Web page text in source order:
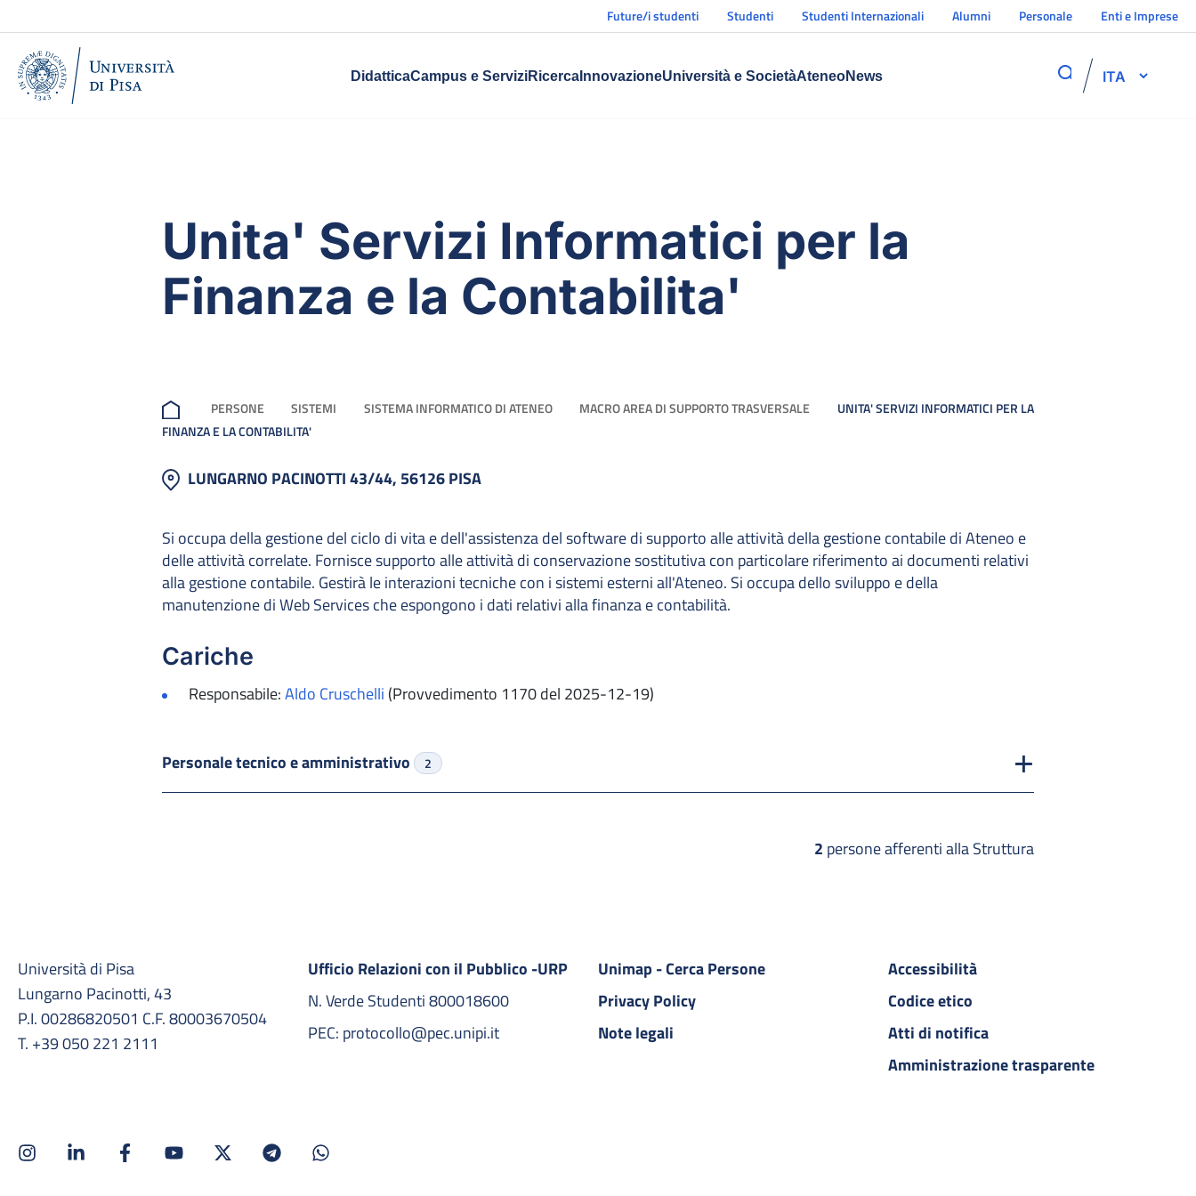
Future/i studenti Studenti Studenti Internazionali Alumni Personale Enti e Imprese
DidatticaCampus e ServiziRicercaInnovazioneUniversità e SocietàAteneoNews ITA
Unita' Servizi Informatici per la
Finanza e la Contabilita'
PERSONE SISTEMI SISTEMA INFORMATICO DI ATENEO MACRO AREA DI SUPPORTO TRASVERSALE
UNITA' SERVIZI INFORMATICI PER LA
FINANZA E LA CONTABILITA'
LUNGARNO PACINOTTI 43/44, 56126 PISA
Si occupa della gestione del ciclo di vita e dell'assistenza del software di supporto alle attività della gestione contabile di Ateneo e
delle attività correlate. Fornisce supporto alle attività di conservazione sostitutiva con particolare riferimento ai documenti relativi
alla gestione contabile. Gestirà le interazioni tecniche con i sistemi esterni all'Ateneo. Si occupa dello sviluppo e della
manutenzione di Web Services che espongono i dati relativi alla finanza e contabilità.
Cariche
Responsabile:Aldo Cruschelli (Provvedimento 1170 del 2025-12-19)
Personale tecnico e amministrativo 2
2 persone afferenti alla Struttura
Università di Pisa
Lungarno Pacinotti, 43
P.I. 00286820501 C.F. 80003670504
T. +39 050 221 2111
Ufficio Relazioni con il Pubblico -URP
N. Verde Studenti 800018600​
PEC: protocollo@pec.unipi.it
Unimap - Cerca Persone
Privacy Policy
Note legali
Accessibilità
Codice etico
Atti di notifica
Amministrazione trasparente